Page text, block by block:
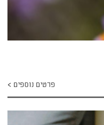
פרטים נוספים